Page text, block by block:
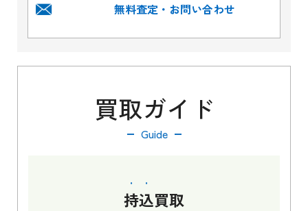
無料査定・お問い合わせ
買取ガイド
Guide
持込買取